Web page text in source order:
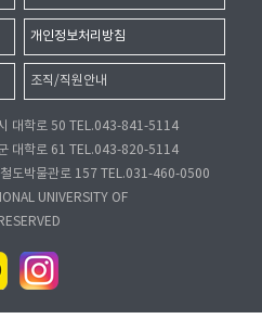
개인정보처리방침
조직/직원안내
대학로 50 TEL.043-841-5114
대학로 61 TEL.043-820-5114
도박물관로 157 TEL.031-460-0500
UNIVERSITY OF